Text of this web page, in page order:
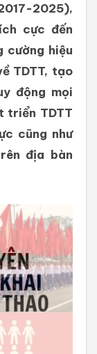
2025),
cực đến
cường hiệu
TDTT, tạo
động mọi
triển TDTT
cũng như
địa bàn